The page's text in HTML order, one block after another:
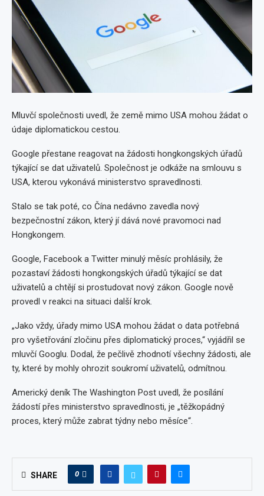
Mluvčí společnosti uvedl, že země mimo USA mohou žádat o
údaje diplomatickou cestou.
Google přestane reagovat na žádosti hongkongských úřadů
týkající se dat uživatelů. Společnost je odkáže na smlouvu s
USA, kterou vykonává ministerstvo spravedlnosti.
Stalo se tak poté, co Čína nedávno zavedla nový
bezpečnostní zákon, který jí dává nové pravomoci nad
Hongkongem.
Google, Facebook a Twitter minulý měsíc prohlásily, že
pozastaví žádosti hongkongských úřadů týkající se dat
uživatelů a chtějí si prostudovat nový zákon. Google nově
provedl v reakci na situaci další krok.
„Jako vždy, úřady mimo USA mohou žádat o data potřebná
pro vyšetřování zločinu přes diplomatický proces,“ vyjádřil se
mluvčí Googlu. Dodal, že pečlivě zhodnotí všechny žádosti, ale
ty, které by mohly ohrozit soukromí uživatelů, odmítnou.
Americký deník The Washington Post uvedl, že posílání
žádostí přes ministerstvo spravedlnosti, je „těžkopádný
proces, který může zabrat týdny nebo měsíce“.
SHARE 0